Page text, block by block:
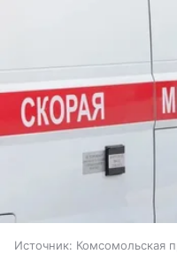
Источник: Комсомольская